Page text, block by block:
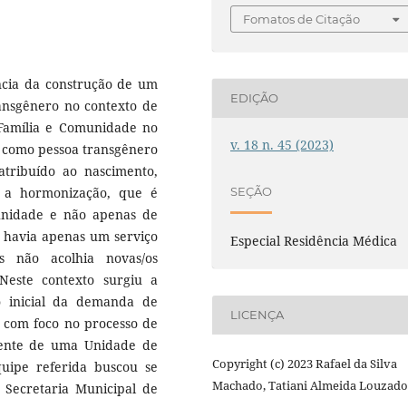
da construção de um
no contexto de
e Comunidade no
pessoa transgênero
ao nascimento,
hormonização, que é
e não apenas de
apenas um serviço
não acolhia novas/os
contexto surgiu a
inicial da demanda de
foco no processo de
de uma Unidade de
referida buscou se
Municipal de
Fomatos de Citação
EDIÇÃO
v. 18 n. 45 (2023)
SEÇÃO
Especial Residência Médica
LICENÇA
Copyright (c) 2023 Rafael da Silva
Machado, Tatiani Almeida Louzado